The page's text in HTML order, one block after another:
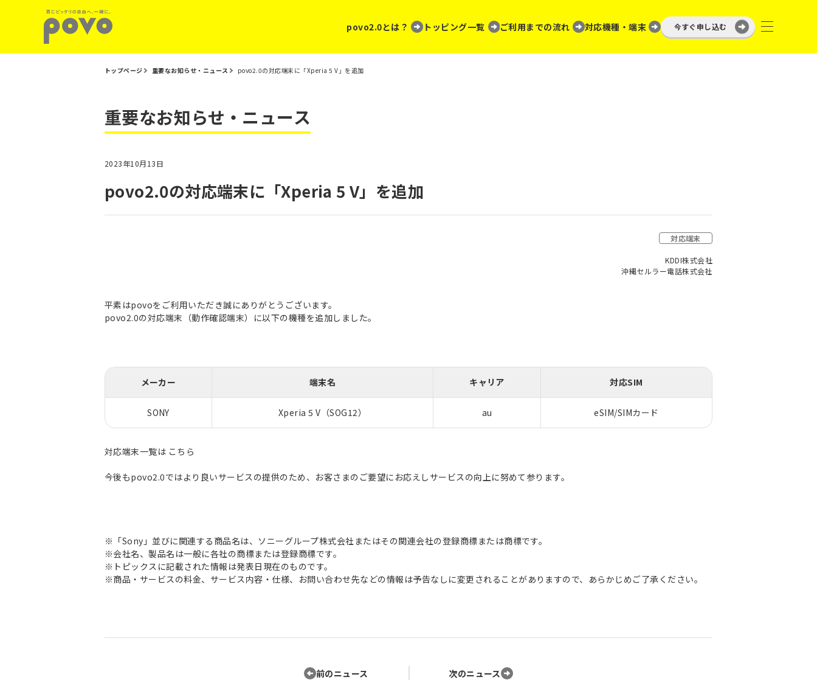
povo2.0とは？ トッピング一覧 ご利用までの流れ 対応機種・端末 今すぐ申し込む
トップページ 重要なお知らせ・ニュース povo2.0の対応端末に「Xperia 5 V」を追加
重要なお知らせ・ニュース
2023年10月13日
povo2.0の対応端末に「Xperia 5 V」を追加
対応端末
KDDI株式会社
沖縄セルラー電話株式会社
平素はpovoをご利用いただき誠にありがとうございます。
povo2.0の対応端末（動作確認端末）に以下の機種を追加しました。
メーカー 端末名 キャリア 対応SIM
SONY Xperia 5 V（SOG12） au eSIM/SIMカード
対応端末一覧は こちら
今後もpovo2.0ではより良いサービスの提供のため、お客さまのご要望にお応えしサービスの向上に努めて参ります。
※「Sony」並びに関連する商品名は、ソニーグループ株式会社またはその関連会社の登録商標または商標です。
※会社名、製品名は一般に各社の商標または登録商標です。
※トピックスに記載された情報は発表日現在のものです。
※商品・サービスの料金、サービス内容・仕様、お問い合わせ先などの情報は予告なしに変更されることがありますので、あらかじめご了承ください。
前のニュース 次のニュース